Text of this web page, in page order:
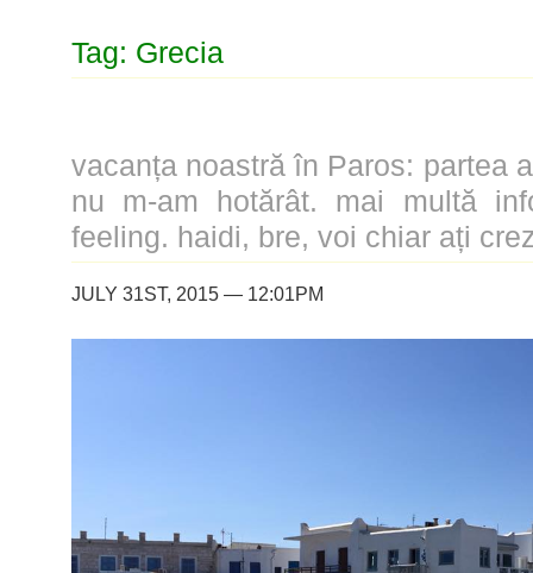
Tag: Grecia
vacanța noastră în Paros: partea
nu m-am hotărât. mai multă
feeling. haidi, bre, voi chiar ați
JULY 31ST, 2015 — 12:01PM